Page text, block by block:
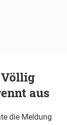
aus
die Meldung